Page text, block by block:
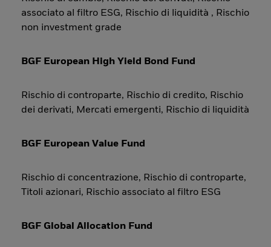
associato al filtro ESG, Rischio di liquidità , Rischio
non investment grade
BGF European High Yield Bond Fund
Rischio di controparte, Rischio di credito, Rischio
dei derivati, Mercati emergenti, Rischio di liquidità
BGF European Value Fund
Rischio di concentrazione, Rischio di controparte,
Titoli azionari, Rischio associato al filtro ESG
BGF Global Allocation Fund